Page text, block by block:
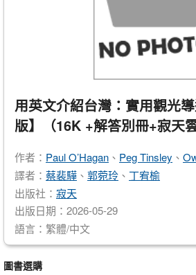
用英文介紹台灣：實用觀光
版】（16K +解答別冊+寂天
作者： Paul O’Hagan 、 Peg Tinsley 、
譯者： 蔡裴驊 、 郭菀玲 、 丁宥榆
出版社： 寂天
出版日期：2026-05-29
語言：繁體/中文
圖書選購